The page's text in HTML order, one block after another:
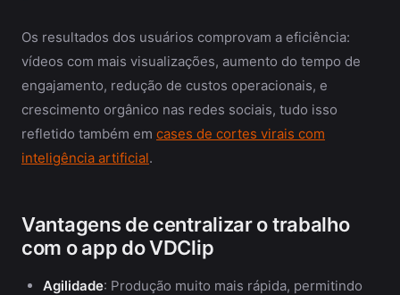
Os resultados dos usuários comprovam a eficiência:
vídeos com mais visualizações, aumento do tempo de
engajamento, redução de custos operacionais, e
crescimento orgânico nas redes sociais, tudo isso
refletido também em cases de cortes virais com
inteligência artificial.
Vantagens de centralizar o trabalho
com o app do VDClip
Agilidade: Produção muito mais rápida, permitindo